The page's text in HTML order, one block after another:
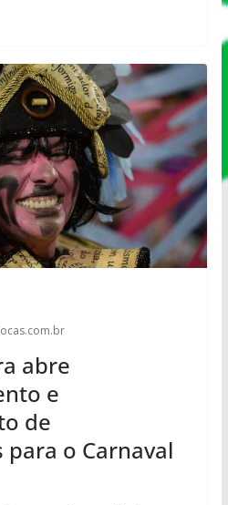
abre
e
de
o Carnaval